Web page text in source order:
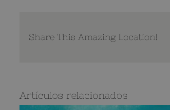
Share This Amazing Location!
Artículos relacionados